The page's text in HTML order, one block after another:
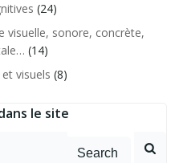
(24)
visuelle, sonore, concrète,
(14)
visuels (8)
le site